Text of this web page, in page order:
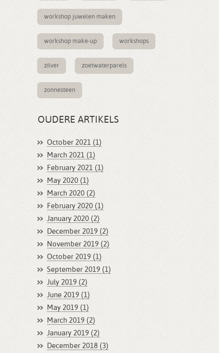
workshop juwelen maken
workshop make-up workshops
zilver zoetwaterparels
zonnesteen
OUDERE ARTIKELS
October 2021 (1)
March 2021 (1)
February 2021 (1)
May 2020 (1)
March 2020 (2)
February 2020 (1)
January 2020 (2)
December 2019 (2)
November 2019 (2)
October 2019 (1)
September 2019 (1)
July 2019 (2)
June 2019 (1)
May 2019 (1)
March 2019 (2)
January 2019 (2)
December 2018 (3)